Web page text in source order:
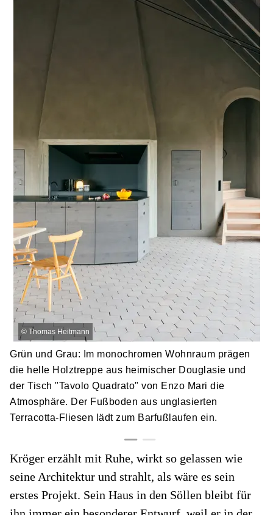
© Thomas Heitmann
Grün und Grau: Im monochromen Wohnraum prägen
die helle Holztreppe aus heimischer Douglasie und
der Tisch "Tavolo Quadrato" von Enzo Mari die
Atmosphäre. Der Fußboden aus unglasierten
Terracotta-Fliesen lädt zum Barfußlaufen ein.
Kröger erzählt mit Ruhe, wirkt so gelassen wie
seine Architektur und strahlt, als wäre es sein
erstes Projekt. Sein Haus in den Söllen bleibt für